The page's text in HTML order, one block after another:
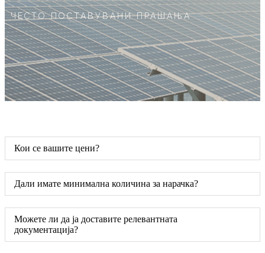
ЧЕСТО ПОСТАВУВАНИ ПРАШАЊА
Кои се вашите цени?
Дали имате минимална количина за нарачка?
Можете ли да ја доставите релевантната
документација?